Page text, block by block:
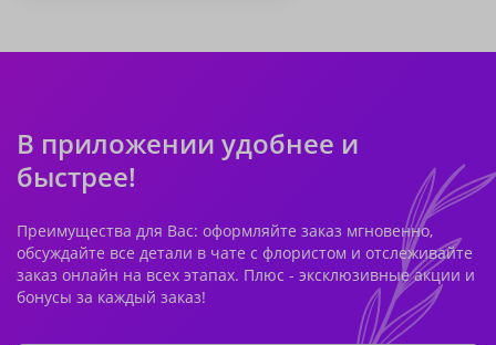
В приложении удобнее и
быстрее!
Преимущества для Вас: оформляйте заказ мгновенно,
обсуждайте все детали в чате с флористом и отслеживайте
заказ онлайн на всех этапах. Плюс - эксклюзивные акции и
бонусы за каждый заказ!